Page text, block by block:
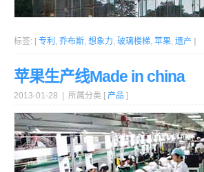
标签: [ 专利 , 乔布斯, 想象力, 玻璃楼梯, 苹果, 遗产 ]
苹果生产线Made in china
2013-01-28 | 所属分类 [ 产品 ]